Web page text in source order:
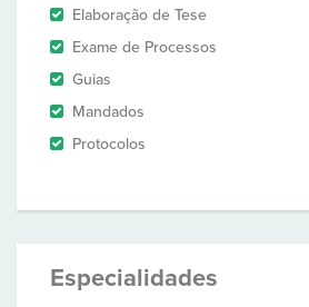
Elaboração de Tese
Exame de Processos
Guias
Mandados
Protocolos
Especialidades